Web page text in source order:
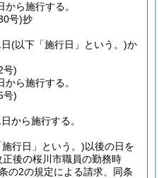
ら施行する。
号)抄
(以下「施行日」という。)か
号)
ら施行する。
号)
から施行する。
行日」という。)以後の日を
後の桜川市職員の勤務時
の2の規定による請求、同条